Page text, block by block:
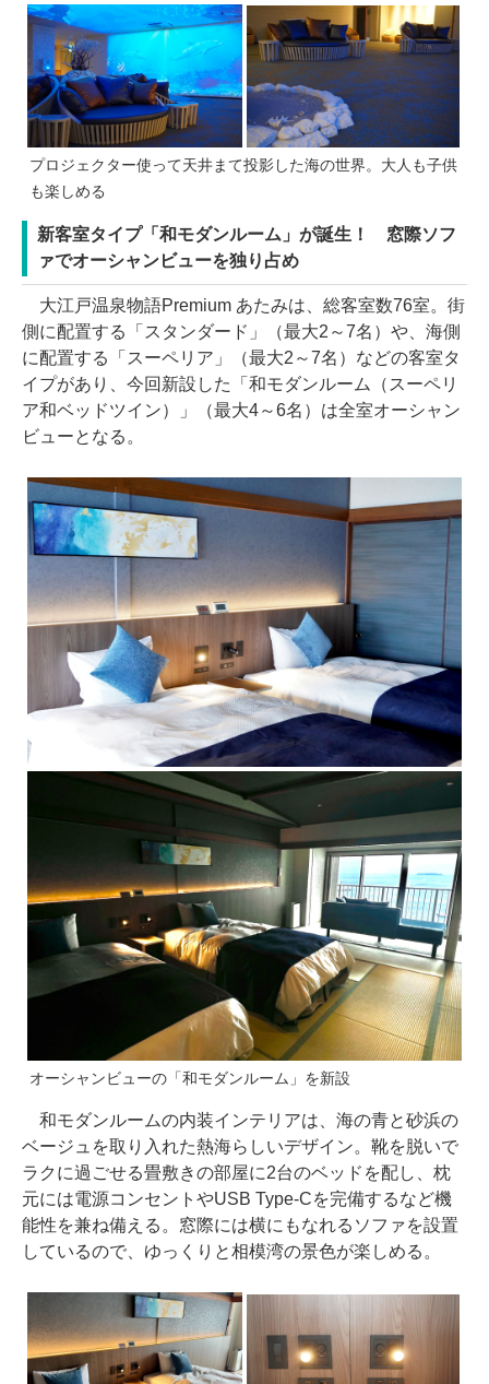
プロジェクター使って天井まて投影した海の世界。大人も子供
も楽しめる
新客室タイプ「和モダンルーム」が誕生！ 窓際ソフ
ァでオーシャンビューを独り占め
大江戸温泉物語Premium あたみは、総客室数76室。街
側に配置する「スタンダード」（最大2～7名）や、海側
に配置する「スーペリア」（最大2～7名）などの客室タ
イプがあり、今回新設した「和モダンルーム（スーペリ
ア和ベッドツイン）」（最大4～6名）は全室オーシャン
ビューとなる。
オーシャンビューの「和モダンルーム」を新設
和モダンルームの内装インテリアは、海の青と砂浜の
ベージュを取り入れた熱海らしいデザイン。靴を脱いで
ラクに過ごせる畳敷きの部屋に2台のベッドを配し、枕
元には電源コンセントやUSB Type-Cを完備するなど機
能性を兼ね備える。窓際には横にもなれるソファを設置
しているので、ゆっくりと相模湾の景色が楽しめる。